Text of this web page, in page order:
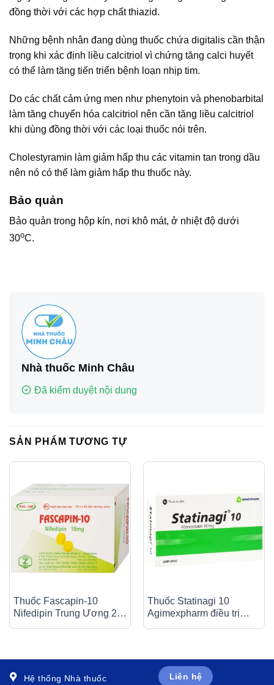
đồng thời với các hợp chất thiazid.
Những bệnh nhân đang dùng thuốc chứa digitalis cần thận
trọng khi xác định liều calcitriol vì chứng tăng calci huyết
có thể làm tăng tiến triển bệnh loạn nhịp tim.
Do các chất cảm ứng men như phenytoin và phenobarbital
làm tăng chuyển hóa calcitriol nên cần tăng liều calcitriol
khi dùng đồng thời với các loại thuốc nói trên.
Cholestyramin làm giảm hấp thu các vitamin tan trong dầu
nên nó có thể làm giảm hấp thu thuốc này.
Bảo quản
Bảo quản trong hộp kín, nơi khô mát, ở nhiệt độ dưới
30oC.
Nhà thuốc Minh Châu
Đã kiểm duyệt nội dung
SẢN PHẨM TƯƠNG TỰ
Thuốc Fascapin-10
Nifedipin Trung Ương 2
Thuốc Statinagi 10
Agimexpharm điều trị
Hệ thống Nhà thuốc Liên hệ